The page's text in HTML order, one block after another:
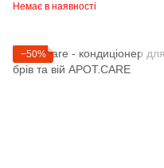
Немає в наявності
−50%